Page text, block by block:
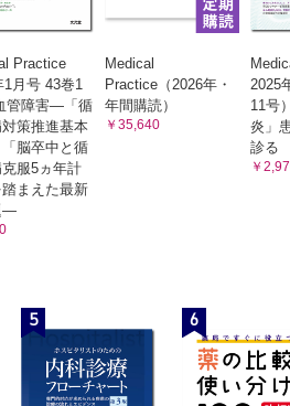
Practice
1月号 43巻1
管障害―「循
策推進基本
脳卒中と循
服5ヵ年計
まえた最新
―
Medical
Practice（2026年・
年間購読）
￥35,640
2025
11号
炎」
診る
￥
5 6